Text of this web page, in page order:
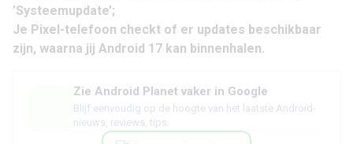
’Systeemupdate’;
Je Pixel-telefoon checkt of er updates beschikbaar
zijn, waarna jij Android 17 kan binnenhalen.
Zie Android Planet vaker in Google
Blijf eenvoudig op de hoogte van het laatste Android-
nieuws, reviews, tips.